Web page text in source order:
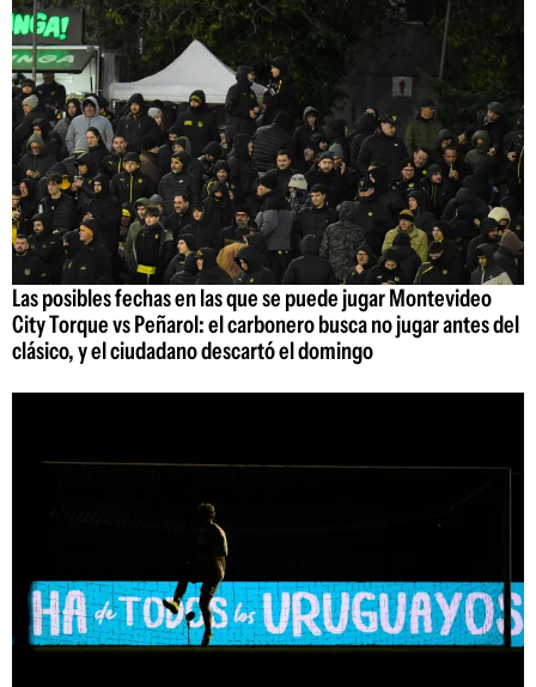
Las posibles fechas en las que se puede jugar Montevideo
City Torque vs Peñarol: el carbonero busca no jugar antes del
clásico, y el ciudadano descartó el domingo